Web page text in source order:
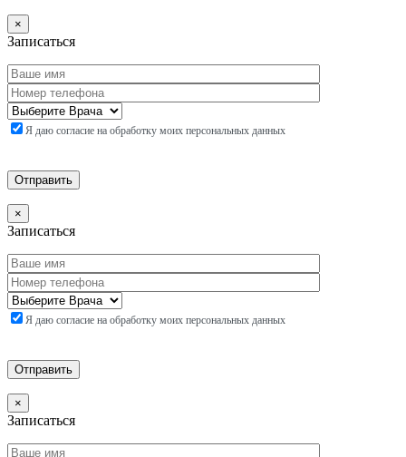
×
Записаться
Я даю согласие на обработку моих персональных данных
×
Записаться
Я даю согласие на обработку моих персональных данных
×
Записаться